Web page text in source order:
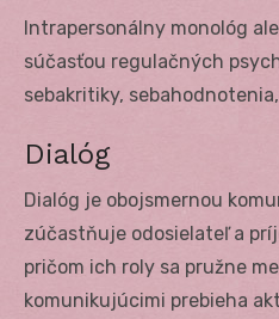
Intrapersonálny monológ
súčasťou regulačných
sebakritiky,
Dialóg
Dialóg je obojsmernou
zúčastňuje odosielateľ a
pričom ich roly sa pružne
komunikujúcimi prebieha